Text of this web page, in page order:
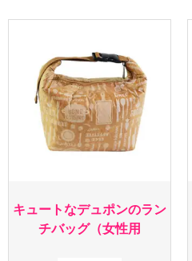
キュートなデュポンのラン
チバッグ（女性用